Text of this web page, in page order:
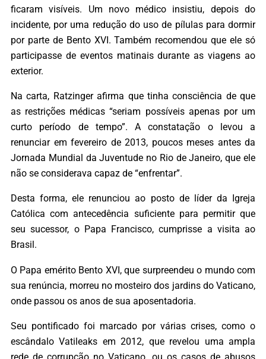
ficaram visíveis. Um novo médico insistiu, depois do
incidente, por uma redução do uso de pílulas para dormir
por parte de Bento XVI. Também recomendou que ele só
participasse de eventos matinais durante as viagens ao
exterior.
Na carta, Ratzinger afirma que tinha consciência de que
as restrições médicas “seriam possíveis apenas por um
curto período de tempo”. A constatação o levou a
renunciar em fevereiro de 2013, poucos meses antes da
Jornada Mundial da Juventude no Rio de Janeiro, que ele
não se considerava capaz de “enfrentar”.
Desta forma, ele renunciou ao posto de líder da Igreja
Católica com antecedência suficiente para permitir que
seu sucessor, o Papa Francisco, cumprisse a visita ao
Brasil.
O Papa emérito Bento XVI, que surpreendeu o mundo com
sua renúncia, morreu no mosteiro dos jardins do Vaticano,
onde passou os anos de sua aposentadoria.
Seu pontificado foi marcado por várias crises, como o
escândalo Vatileaks em 2012, que revelou uma ampla